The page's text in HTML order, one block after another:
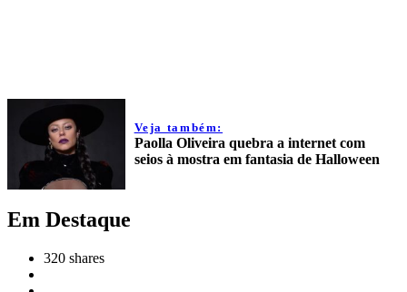
Veja também:
Paolla Oliveira quebra a internet com
seios à mostra em fantasia de Halloween
Em Destaque
320 shares